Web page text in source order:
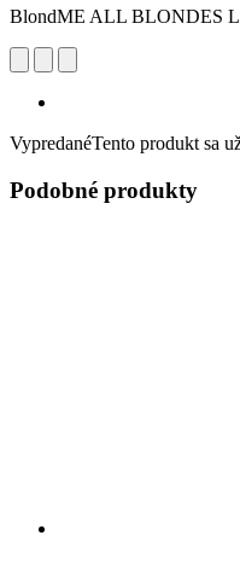
BlondME ALL BLONDES
VypredanéTento produkt sa
Podobné produkty